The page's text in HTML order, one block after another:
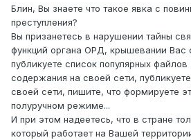
Блин, Вы знаете что такое явка с
преступления?
Вы призанетесь в нарушении тайны
функций органа ОРД, крышевании Вас
публикуете список популярных файлов
содержания на своей сети,
своей сети, пишите, что формируете
полуручном режиме...
И при этом надеетесь, что в стране
который работает на Вашей